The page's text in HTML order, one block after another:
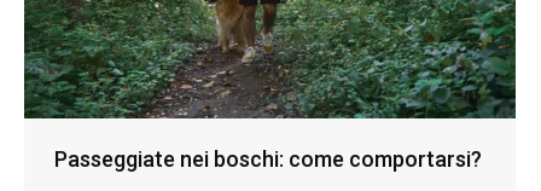
Passeggiate nei boschi: come comportarsi?